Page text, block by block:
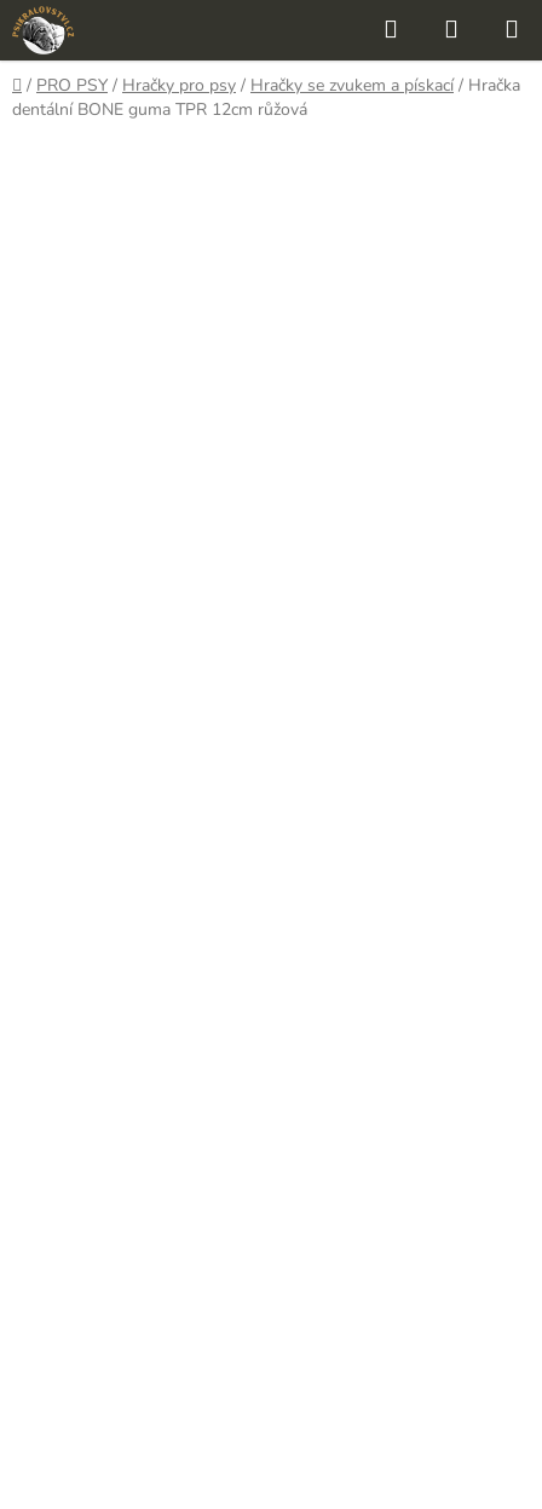
Přejít
na
obsah
Hledat
KOŠÍK
Domů
/ PRO PSY / Hračky pro psy / Hračky se zvukem a pískací / Hračka
dentální BONE guma TPR 12cm růžová